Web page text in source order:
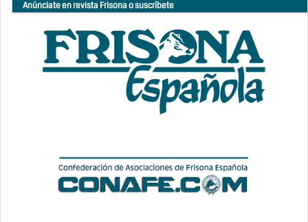
Anúnciate en revista Frisona o suscríbete